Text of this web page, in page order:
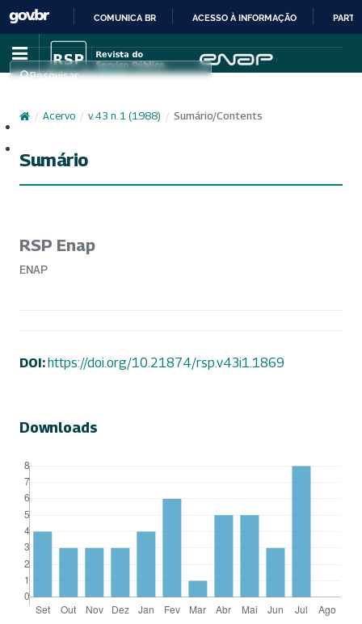
IR
PARA
CONTEÚDO
COMUNICA BR ACESSO À INFORMAÇÃO
Pesquisar
/ Acervo / v. 43 n. 1 (1988) / Sumário/Contents
Sumário
RSP Enap
ENAP
DOI:https://doi.org/10.21874/rsp.v43i1.1869
Downloads